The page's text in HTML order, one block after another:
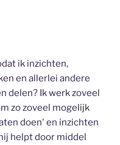
ik inzichten,
en allerlei andere
delen? Ik werk zoveel
zo zoveel mogelijk
doen' en inzichten
helpt door middel